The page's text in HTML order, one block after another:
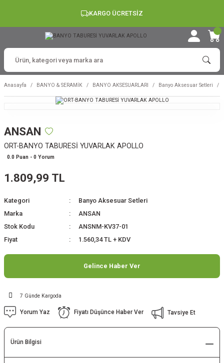
KARGO ÜCRETSİZ
Anasayfa BANYO & SERAMİK BANYO AKSESUARLARI Banyo Aksesuar Setleri
ANSAN
ORT-BANYO TABURESİ YUVARLAK APOLLO
0.0 Puan - 0 Yorum
1.809,99 TL
Kategori
Banyo Aksesuar Setleri
Marka
ANSAN
Stok Kodu
ANSNM-KV37-01
Fiyat
1.560,34 TL + KDV
Gelince Haber Ver
7 Günde Kargoda
Yorum Yaz Fiyatı Düşünce Haber Ver Tavsiye Et
Ürün Bilgisi